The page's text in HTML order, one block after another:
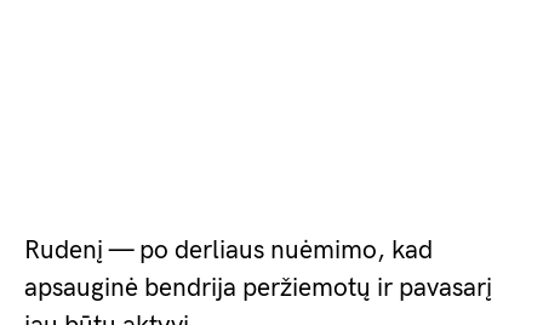
Rudenį — po derliaus nuėmimo, kad
apsauginė bendrija peržiemotų ir pavasarį